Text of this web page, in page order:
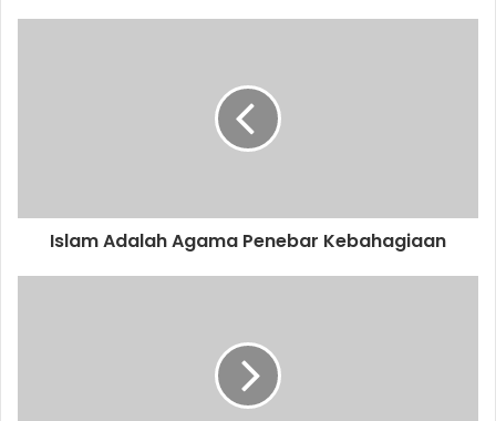
Islam Adalah Agama Penebar Kebahagiaan